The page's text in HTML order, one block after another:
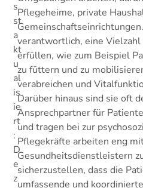
s
st
a
kt
u
al
is
ie
rt
:
D
e
z
Pflegeheime, private
verantwortlich, eine Vielzahl
erfüllen, wie zum Beispiel
zu füttern und zu
verabreichen und
Darüber hinaus sind sie oft
Ansprechpartner für
und tragen bei zur
Pflegekräfte arbeiten eng
Gesundheitsdienstleistern
sicherzustellen, dass die
umfassende und